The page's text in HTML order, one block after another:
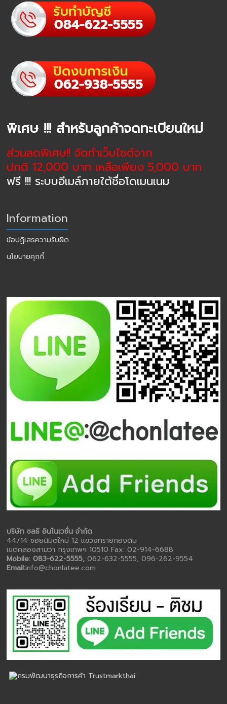
พิเศษ !!! สำหรับลูกค้าจดทะเบียนใหม่
ส่วนลดพิเศษ!! จัดทำเว็บไซต์จาก
ปกติ 12,000 บาท เหลือเพียง 5,000 บาท
ฟรี !!! ระบบอีเมล์ภายใต้ชื่อโดเมนเนม
Information
ข้อปฏิเสธความรับผิด
นโยบายคุกกี้
บริษัท ชลธี อินโนเวชั่น จำกัด
44/14 ซอยนิมิตใหม่ 12 แขวงทรายกองดิน
เขตคลองสามวา กรุงเทพฯ 10510 Fax: 02-914-6688
Mobile: 083-622-5555,062-632-5555, 096-262-9554
Email:info@chonlatee.com